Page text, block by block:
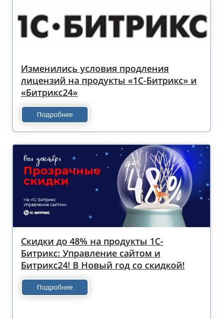
Изменились условия продления
лицензий на продукты «1С-Битрикс» и
«Битрикс24»
Подробнее
Скидки до 48% на продукты 1С-
Битрикс: Управление сайтом и
Битрикс24! В Новый год со скидкой!
Подробнее